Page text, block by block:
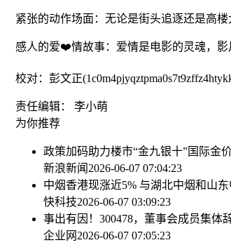
紧张的动作场面：无论是街头追逐还是高
感人的爱❤️情故事：爱情是电影的灵魂，影
校对：彭文正
责任编辑： 李小萌
为你推荐
政策加码助力楼市“金九银十”国际金
新浪新闻2026-06-07 07:04:23
中烟香港现涨近5% 与湖北中烟和山
快科技2026-06-07 03:09:23
事出有因！300478，董事会成员集体
企业网2026-06-07 07:05:23